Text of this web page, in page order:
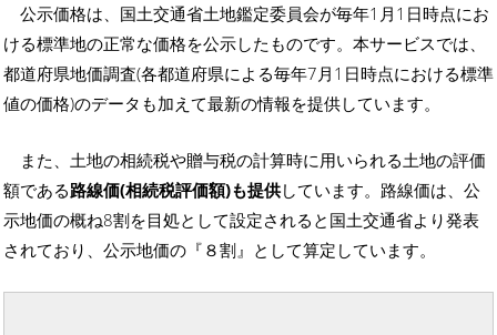
公示価格は、国土交通省土地鑑定委員会が毎年1月1日時点にお
ける標準地の正常な価格を公示したものです。本サービスでは、
都道府県地価調査(各都道府県による毎年7月1日時点における標準
値の価格)のデータも加えて最新の情報を提供しています。
また、土地の相続税や贈与税の計算時に用いられる土地の評価
額である路線価(相続税評価額)も提供しています。路線価は、公
示地価の概ね8割を目処として設定されると国土交通省より発表
されており、公示地価の『８割』として算定しています。